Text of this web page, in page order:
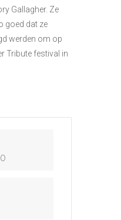
Gallagher. Ze
goed dat ze
werden om op
Tribute festival in